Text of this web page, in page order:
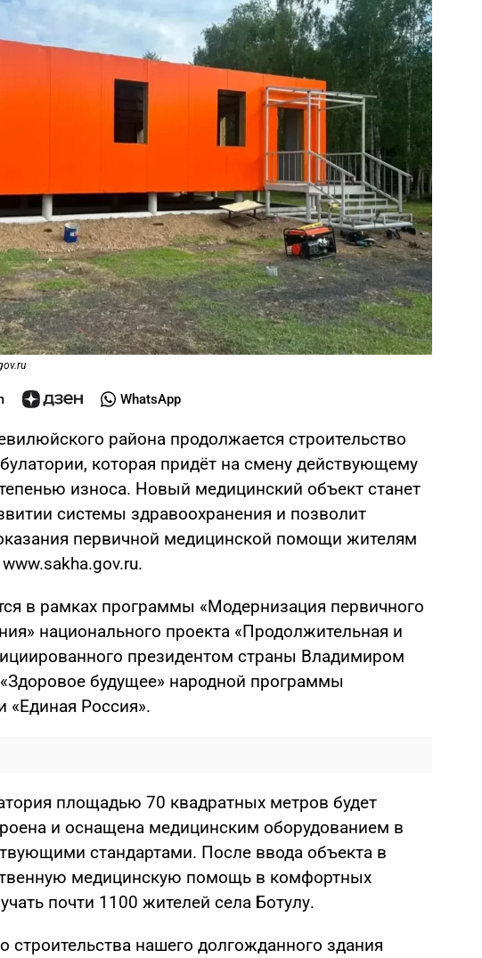
WhatsApp
района продолжается строительство
которая придёт на смену действующему
износа. Новый медицинский объект станет
системы здравоохранения и позволит
первичной медицинской помощи жителям
в рамках программы «Модернизация первичного
национального проекта «Продолжительная и
президентом страны Владимиром
будущее» народной программы
«Единая Россия».
площадью 70 квадратных метров будет
и оснащена медицинским оборудованием в
стандартами. После ввода объекта в
медицинскую помощь в комфортных
почти 1100 жителей села Ботулу.
строительства нашего долгожданного здания